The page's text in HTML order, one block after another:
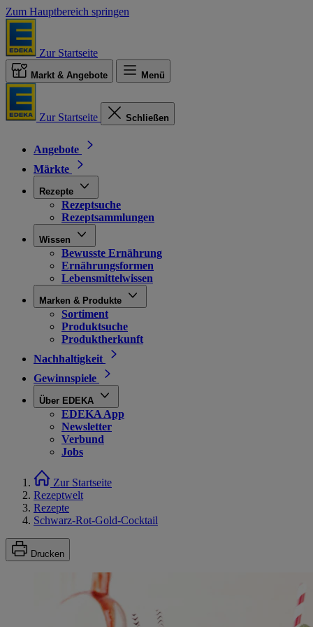
Zum Hauptbereich springen
Zur Startseite
Markt & Angebote Menü
Zur Startseite Schließen
Angebote
Märkte
Rezepte
Rezeptsuche
Rezeptsammlungen
Wissen
Bewusste Ernährung
Ernährungsformen
Lebensmittelwissen
Marken & Produkte
Sortiment
Produktsuche
Produktherkunft
Nachhaltigkeit
Gewinnspiele
Über EDEKA
EDEKA App
Newsletter
Verbund
Jobs
Zur Startseite
Rezeptwelt
Rezepte
Schwarz-Rot-Gold-Cocktail
Drucken